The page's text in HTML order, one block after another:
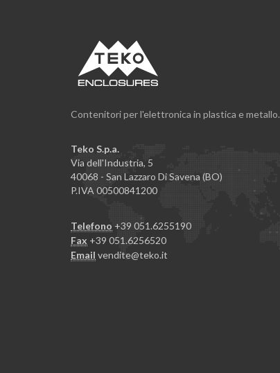
Contenitori per l'elettronica in plastica e metallo.
Teko S.p.a.
Via dell'Industria, 5
40068 - San Lazzaro Di Savena (BO)
P.IVA 00500841200
Telefono +39 051.6255190
Fax +39 051.6256520
Email vendite@teko.it